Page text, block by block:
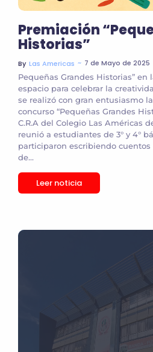
Premiación
Historias”
By Las Americas ~ 7 de Mayo de 2025
Pequeñas Grandes Historias” en
espacio para celebrar la
se realizó con gran entusiasmo
concurso “Pequeñas Grandes
C.R.A del Colegio Las Américas
reunió a estudiantes de 3° y 4°
participaron escribiendo
de...
Leer noticia